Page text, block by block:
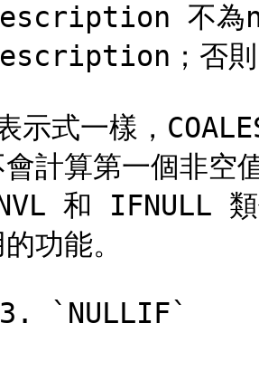
不為
；否則
示式一樣，
計算第一個非空
和 IFNULL 類
功能。
`NULLIF`